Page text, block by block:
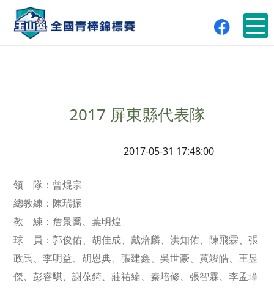
2017 屏東縣代表隊
2017-05-31 17:48:00
領 隊：曾焜宗
總教練：陳瑞振
教 練：詹景喬、葉明煌
球 員：郭俊佑、胡佳成、戴焙麟、洪知佑、陳飛霖、張
政禹、李明益、胡恩典、張建鑫、吳世豪、黃竣皓、王昱
傑、彭睿騏、謝葆錡、莊祐綸、秦培修、張智霖、李孟璋